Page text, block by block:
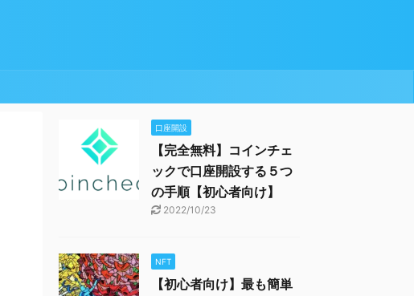
口座開設
【完全無料】コインチェ
ックで口座開設する５つ
の手順【初心者向け】
2022/10/23
NFT
【初心者向け】最も簡単